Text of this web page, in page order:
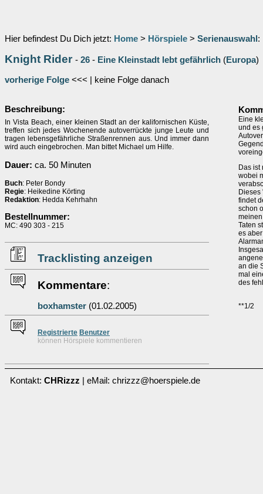
Hier befindest Du Dich jetzt: Home > Hörspiele > Serienauswahl :
Knight Rider - 26 - Eine Kleinstadt lebt gefährlich (Europa)
vorherige Folge <<< | keine Folge danach
Beschreibung:
In Vista Beach, einer kleinen Stadt an der kalifornischen Küste,
treffen sich jedes Wochenende autoverrückte junge Leute und
tragen lebensgefährliche Straßenrennen aus. Und immer dann
wird auch eingebrochen. Man bittet Michael um Hilfe.
Dauer: ca. 50 Minuten
Buch: Peter Bondy
Regie: Heikedine Körting
Redaktion: Hedda Kehrhahn
Bestellnummer:
MC: 490 303 - 215
Tracklisting anzeigen
Kommentare:
boxhamster (01.02.2005)
Registrierte Benutzer
können Hörspiele kommentieren
Eine
und es
Das
wobei
findet
schon
Taten
es
an die
mal
des
**1/2
Kontakt: CHRizzz | eMail: chrizzz@hoerspiele.de